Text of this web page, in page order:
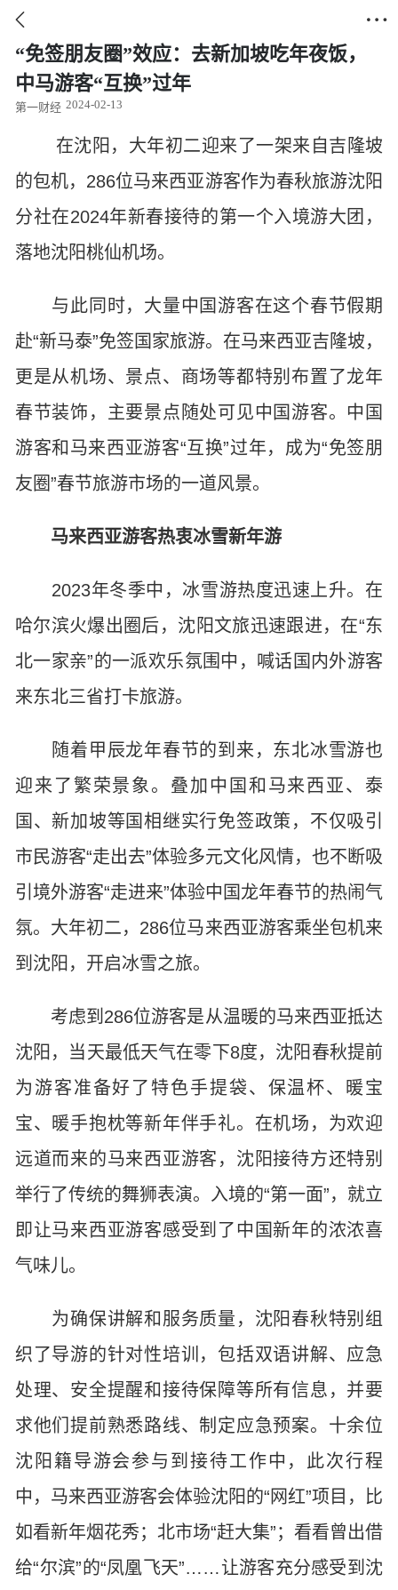
 
“免签朋友圈”效应：去新加坡吃年夜饭，
中马游客“互换”过年
第一财经 2024-02-13
在沈阳，大年初二迎来了一架来自吉隆坡
的包机，286位马来西亚游客作为春秋旅游沈阳
分社在2024年新春接待的第一个入境游大团，
落地沈阳桃仙机场。
与此同时，大量中国游客在这个春节假期
赴“新马泰”免签国家旅游。在马来西亚吉隆坡，
更是从机场、景点、商场等都特别布置了龙年
春节装饰，主要景点随处可见中国游客。中国
游客和马来西亚游客“互换”过年，成为“免签朋
友圈”春节旅游市场的一道风景。
马来西亚游客热衷冰雪新年游
2023年冬季中，冰雪游热度迅速上升。在
哈尔滨火爆出圈后，沈阳文旅迅速跟进，在“东
北一家亲”的一派欢乐氛围中，喊话国内外游客
来东北三省打卡旅游。
随着甲辰龙年春节的到来，东北冰雪游也
迎来了繁荣景象。叠加中国和马来西亚、泰
国、新加坡等国相继实行免签政策，不仅吸引
市民游客“走出去”体验多元文化风情，也不断吸
引境外游客“走进来”体验中国龙年春节的热闹气
氛。大年初二，286位马来西亚游客乘坐包机来
到沈阳，开启冰雪之旅。
考虑到286位游客是从温暖的马来西亚抵达
沈阳，当天最低天气在零下8度，沈阳春秋提前
为游客准备好了特色手提袋、保温杯、暖宝
宝、暖手抱枕等新年伴手礼。在机场，为欢迎
远道而来的马来西亚游客，沈阳接待方还特别
举行了传统的舞狮表演。入境的“第一面”，就立
即让马来西亚游客感受到了中国新年的浓浓喜
气味儿。
为确保讲解和服务质量，沈阳春秋特别组
织了导游的针对性培训，包括双语讲解、应急
处理、安全提醒和接待保障等所有信息，并要
求他们提前熟悉路线、制定应急预案。十余位
沈阳籍导游会参与到接待工作中，此次行程
中，马来西亚游客会体验沈阳的“网红”项目，比
如看新年烟花秀；北市场“赶大集”；看看曾出借
给“尔滨”的“凤凰飞天”……让游客充分感受到沈